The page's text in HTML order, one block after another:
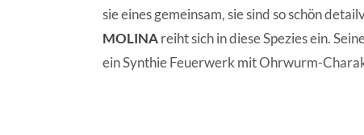
sie eines gemeinsam, sie sind so schön
MOLINAreiht sich in diese Spezies ein.
ein Synthie Feuerwerk mit Ohrwurm-